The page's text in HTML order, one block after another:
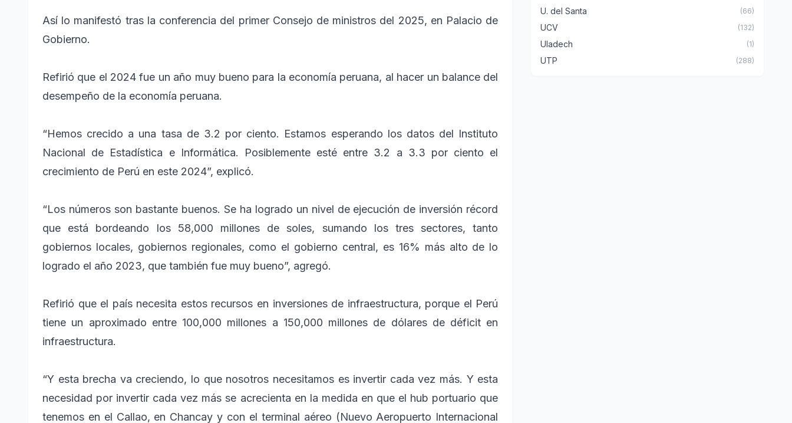
Así lo manifestó tras la conferencia del primer Consejo de ministros del 2025, en Palacio de
Gobierno.
Refirió que el 2024 fue un año muy bueno para la economía peruana, al hacer un balance del
desempeño de la economía peruana.
“Hemos crecido a una tasa de 3.2 por ciento. Estamos esperando los datos del Instituto
Nacional de Estadística e Informática. Posiblemente esté entre 3.2 a 3.3 por ciento el
crecimiento de Perú en este 2024”, explicó.
“Los números son bastante buenos. Se ha logrado un nivel de ejecución de inversión récord
que está bordeando los 58,000 millones de soles, sumando los tres sectores, tanto
gobiernos locales, gobiernos regionales, como el gobierno central, es 16% más alto de lo
logrado el año 2023, que también fue muy bueno”, agregó.
Refirió que el país necesita estos recursos en inversiones de infraestructura, porque el Perú
tiene un aproximado entre 100,000 millones a 150,000 millones de dólares de déficit en
infraestructura.
“Y esta brecha va creciendo, lo que nosotros necesitamos es invertir cada vez más. Y esta
necesidad por invertir cada vez más se acrecienta en la medida en que el hub portuario que
tenemos en el Callao, en Chancay y con el terminal aéreo (Nuevo Aeropuerto Internacional
U. del Santa (66)
UCV (132)
Uladech (1)
UTP (288)